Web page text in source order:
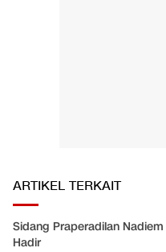
ARTIKEL TERKAIT
Sidang Praperadilan
Hadir